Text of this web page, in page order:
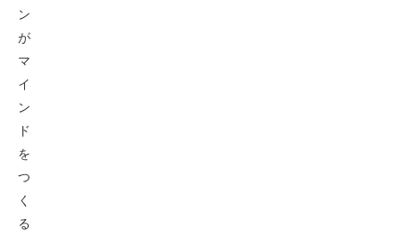
ン
が
マ
イ
ン
ド
を
つ
く
る